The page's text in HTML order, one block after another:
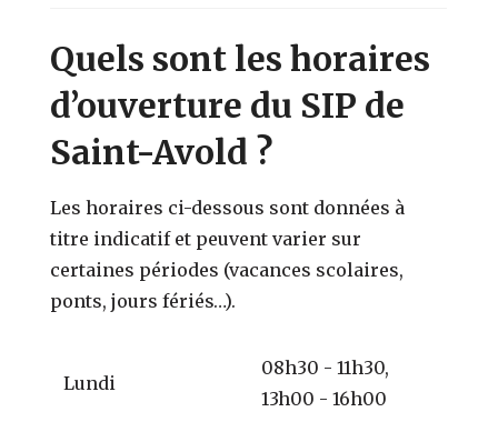
Quels sont les horaires
d’ouverture du SIP de
Saint-Avold ?
Les horaires ci-dessous sont données à
titre indicatif et peuvent varier sur
certaines périodes (vacances scolaires,
ponts, jours fériés…).
Lundi
08h30 - 11h30,
13h00 - 16h00